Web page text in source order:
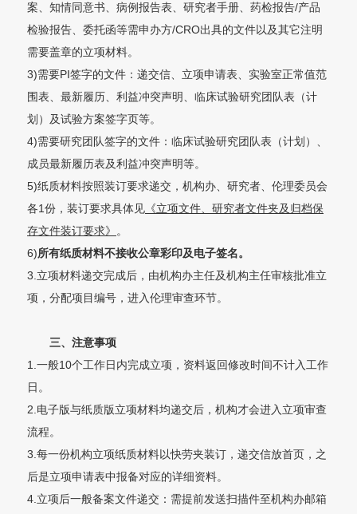
案、知情同意书、病例报告表、研究者手册、药检报告/产品
检验报告、委托函等需申办方/CRO出具的文件以及其它注明
需要盖章的立项材料。
3)需要PI签字的文件：递交信、立项申请表、实验室正常值范
围表、最新履历、利益冲突声明、临床试验研究团队表（计
划）及试验方案签字页等。
4)需要研究团队签字的文件：临床试验研究团队表（计划）、
成员最新履历表及利益冲突声明等。
5)纸质材料按照装订要求递交，机构办、研究者、伦理委员会
各1份，装订要求具体见 《立项文件、研究者文件夹及归档保
存文件装订要求》 。
6)所有纸质材料不接收公章彩印及电子签名。
3.立项材料递交完成后，由机构办主任及机构主任审核批准立
项，分配项目编号，进入伦理审查环节。
三、注意事项
1.一般10个工作日内完成立项，资料返回修改时间不计入工作
日。
2.电子版与纸质版立项材料均递交后，机构才会进入立项审查
流程。
3.每一份机构立项纸质材料以快劳夹装订，递交信放首页，之
后是立项申请表中报备对应的详细资料。
4.立项后一般备案文件递交：需提前发送扫描件至机构办邮箱